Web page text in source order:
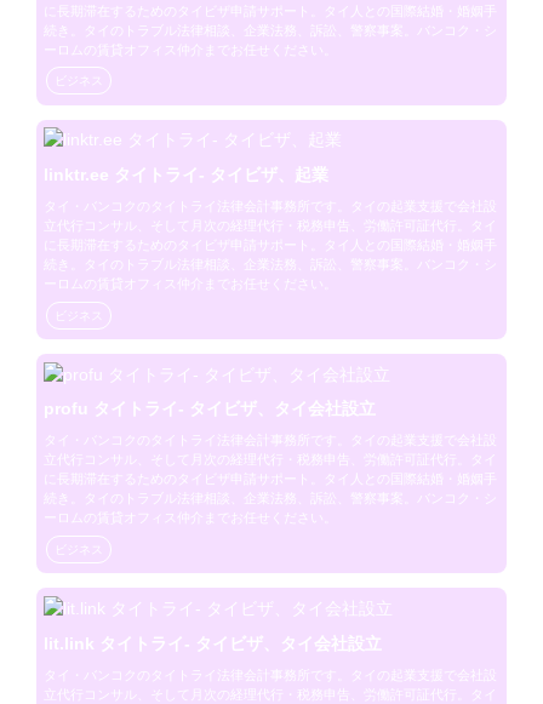
に長期滞在するためのタイビザ申請サポート。タイ人との国際結婚・婚姻手
続き。タイのトラブル法律相談、企業法務、訴訟、警察事案。バンコク・シ
ーロムの賃貸オフィス仲介までお任せください。
ビジネス
linktr.ee タイトライ- タイビザ、起業
タイ・バンコクのタイトライ法律会計事務所です。タイの起業支援で会社設
立代行コンサル、そして月次の経理代行・税務申告、労働許可証代行。タイ
に長期滞在するためのタイビザ申請サポート。タイ人との国際結婚・婚姻手
続き。タイのトラブル法律相談、企業法務、訴訟、警察事案。バンコク・シ
ーロムの賃貸オフィス仲介までお任せください。
ビジネス
profu タイトライ- タイビザ、タイ会社設立
タイ・バンコクのタイトライ法律会計事務所です。タイの起業支援で会社設
立代行コンサル、そして月次の経理代行・税務申告、労働許可証代行。タイ
に長期滞在するためのタイビザ申請サポート。タイ人との国際結婚・婚姻手
続き。タイのトラブル法律相談、企業法務、訴訟、警察事案。バンコク・シ
ーロムの賃貸オフィス仲介までお任せください。
ビジネス
lit.link タイトライ- タイビザ、タイ会社設立
タイ・バンコクのタイトライ法律会計事務所です。タイの起業支援で会社設
立代行コンサル、そして月次の経理代行・税務申告、労働許可証代行。タイ